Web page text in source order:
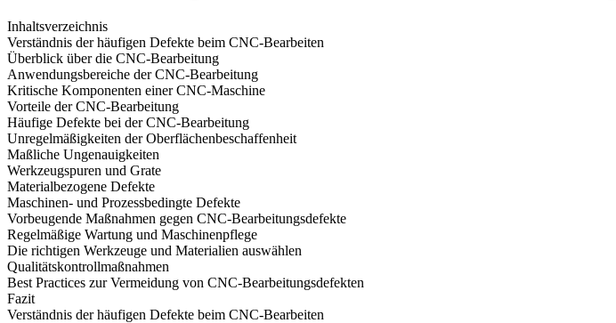
Inhaltsverzeichnis
Verständnis der häufigen Defekte beim CNC-Bearbeiten
Überblick über die CNC-Bearbeitung
Anwendungsbereiche der CNC-Bearbeitung
Kritische Komponenten einer CNC-Maschine
Vorteile der CNC-Bearbeitung
Häufige Defekte bei der CNC-Bearbeitung
Unregelmäßigkeiten der Oberflächenbeschaffenheit
Maßliche Ungenauigkeiten
Werkzeugspuren und Grate
Materialbezogene Defekte
Maschinen- und Prozessbedingte Defekte
Vorbeugende Maßnahmen gegen CNC-Bearbeitungsdefekte
Regelmäßige Wartung und Maschinenpflege
Die richtigen Werkzeuge und Materialien auswählen
Qualitätskontrollmaßnahmen
Best Practices zur Vermeidung von CNC-Bearbeitungsdefekten
Fazit
Verständnis der häufigen Defekte beim CNC-Bearbeiten